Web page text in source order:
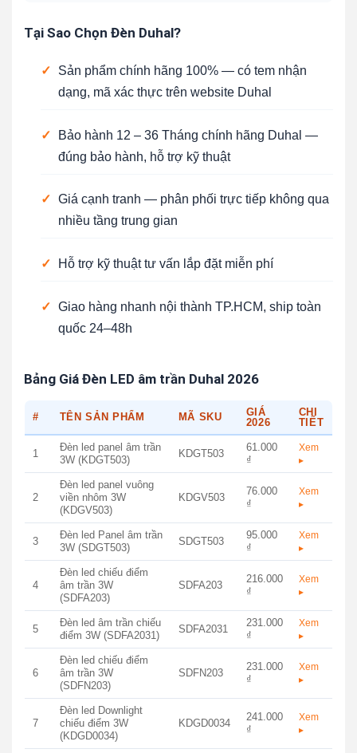
Tại Sao Chọn Đèn Duhal?
✓
Sản phẩm chính hãng 100% — có tem nhận
dạng, mã xác thực trên website Duhal
✓
Bảo hành 12 – 36 Tháng chính hãng Duhal —
đúng bảo hành, hỗ trợ kỹ thuật
✓ Giá cạnh tranh — phân phối trực tiếp không qua
nhiều tầng trung gian
✓ Hỗ trợ kỹ thuật tư vấn lắp đặt miễn phí
✓ Giao hàng nhanh nội thành TP.HCM, ship toàn
quốc 24–48h
Bảng Giá Đèn LED âm trần Duhal 2026
# TÊN SẢN PHẨM MÃ SKU
GIÁ
2026
CHI
TIẾT
1
Đèn led panel âm trần
3W (KDGT503)
KDGT503
61.000
₫
Xem
▸
2
Đèn led panel vuông
viền nhôm 3W
(KDGV503)
KDGV503
76.000
₫
Xem
▸
3
Đèn led Panel âm trần
3W (SDGT503)
SDGT503
95.000
₫
Xem
▸
4
Đèn led chiếu điểm
âm trần 3W
(SDFA203)
SDFA203
216.000
₫
Xem
▸
5
Đèn led âm trần chiếu
điểm 3W (SDFA2031)
SDFA2031
231.000
₫
Xem
▸
6
Đèn led chiếu điểm
âm trần 3W
(SDFN203)
SDFN203
231.000
₫
Xem
▸
7
Đèn led Downlight
chiếu điểm 3W
(KDGD0034)
KDGD0034
241.000
₫
Xem
▸